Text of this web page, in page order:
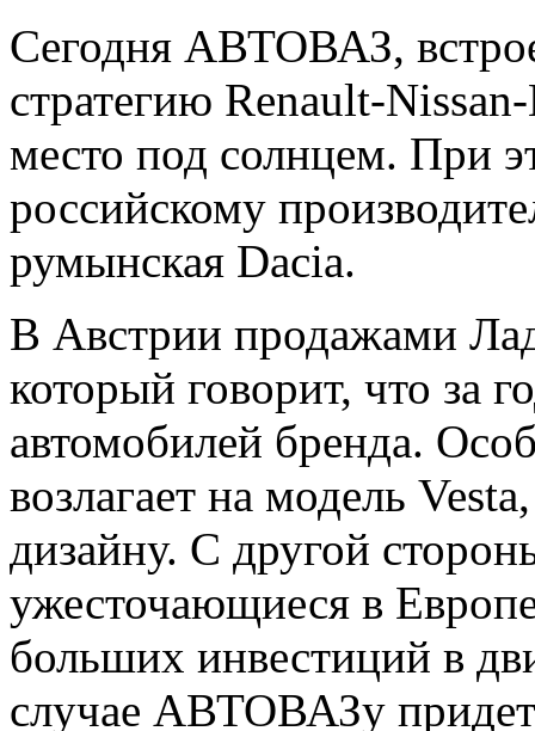
Сегодня АВТОВАЗ,
стратегию Renault-
место под солнцем. При
российскому
румынская Dacia.
В Австрии продажами
который говорит, что за
автомобилей бренда.
возлагает на модель
дизайну. С другой
ужесточающиеся в
больших инвестиций в
случае АВТОВАЗу